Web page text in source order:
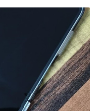
นทรา, รวมถึง บางนา,…
ใช่แค่เครื่องใช้ไฟฟ้า แต่เป็น
น หรือต้องการเงินด่วน เราจึง
ปรามความยุ่งยากทั้งหลาย โดย
ตกลงซื้อขายสำเร็จ บริการของเรา
ทุกรุ่น, iPad และแท็บเล็ต
านแล้ว ตกแต่งแล้ว หรือมีรอยบ้าง
แต่ขึ้นอยู่กับสภาพจริง ความครบ
จึงตั้งใจให้บริการในเขต
แค, วัชรพล, รามอินทรา, บางนา,
น อย่างเต็มที่ ไม่ว่าคุณจะค้นหาคำ
พลี — รับซื้อมือถือ หรือ รับซื้อ
ดเร็ว บริการครอบคลุมทั่วกรุงเทพ
ลี รับซื้อมือถือ หรือ รับซื้อแท็บเล็ต
การครอบคลุมทั่วกรุงเทพ และพื้นที่
ปกรณ์ไอทีแล้วอยากได้เงินด่วน?
จ ประสบการณ์เหนือระดับกับ
อถือ ยินดีต้อนรับสู่ “รับซื้อขายมือ
บบริการ รับซื้อ มือถือ iPhone,
คาสูง พร้อมจ่ายเงินทันที
แจ้งวัฒนะ, บางแค, วัชรพล,